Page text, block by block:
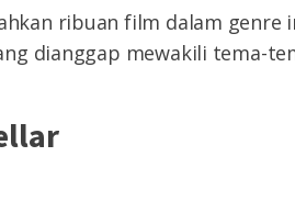
ribuan film dalam
dianggap mewakili tema-